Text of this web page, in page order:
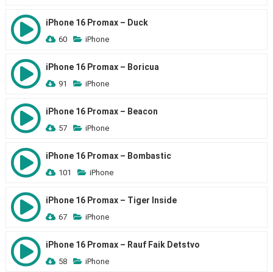
iPhone 16 Promax – Duck
60 iPhone
iPhone 16 Promax – Boricua
91 iPhone
iPhone 16 Promax – Beacon
57 iPhone
iPhone 16 Promax – Bombastic
101 iPhone
iPhone 16 Promax – Tiger Inside
67 iPhone
iPhone 16 Promax – Rauf Faik Detstvo
58 iPhone